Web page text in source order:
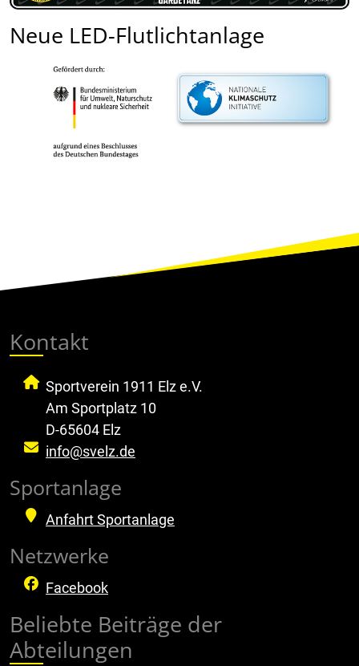
Neue LED-Flutlichtanlage
Kontakt
Sportverein 1911 Elz e.V.
Am Sportplatz 10
D-65604 Elz
info@svelz.de
Sportanlage
Anfahrt Sportanlage
Netzwerke
Facebook
Beliebte Beiträge der
Abteilungen